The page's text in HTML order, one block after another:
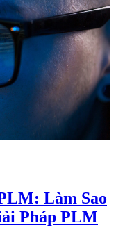
Làm Sao
Pháp PLM